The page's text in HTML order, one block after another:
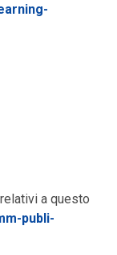
a questo
publi-